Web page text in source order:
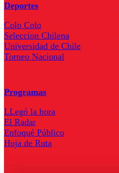
Deportes
Colo Colo
Seleccion Chilena
Universidad de Chile
Torneo Nacional
Programas
LLegó la hora
El Radar
Enfoqué Público
Hoja de Ruta